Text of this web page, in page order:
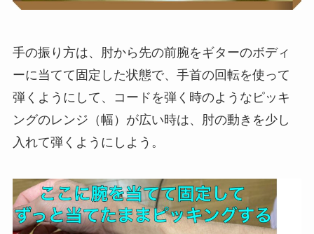
手の振り方は、肘から先の前腕をギターのボディ
ーに当てて固定した状態で、手首の回転を使って
弾くようにして、コードを弾く時のようなピッキ
ングのレンジ（幅）が広い時は、肘の動きを少し
入れて弾くようにしよう。